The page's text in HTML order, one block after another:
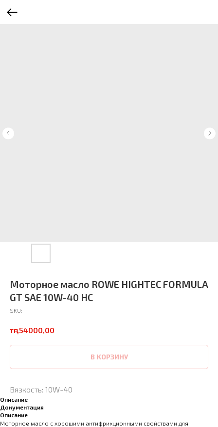
Моторное масло ROWE HIGHTEC FORMULA
GT SAE 10W-40 HC
SKU:
тңг.54000,00
В КОРЗИНУ
Вязкость: 10W-40
Описание
Документация
Описание
Моторное масло с хорошими антифрикционными свойствами для